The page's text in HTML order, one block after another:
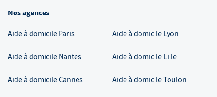
Nos agences
Aide à domicile Paris Aide à domicile Lyon
Aide à domicile Nantes Aide à domicile Lille
Aide à domicileCannes Aide à domicileToulon